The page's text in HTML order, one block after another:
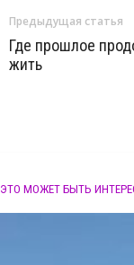
Предыдущая статья
Где прошлое
жить
ЭТО МОЖЕТ БЫТЬ